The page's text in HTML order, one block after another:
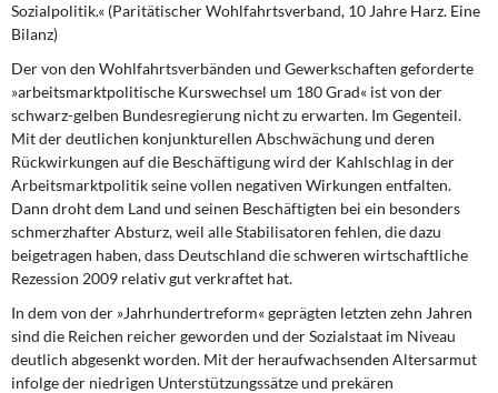
Sozialpolitik.« (Paritätischer Wohlfahrtsverband, 10 Jahre Harz. Eine
Bilanz)
Der von den Wohlfahrtsverbänden und Gewerkschaften geforderte
»arbeitsmarktpolitische Kurswechsel um 180 Grad« ist von der
schwarz-gelben Bundesregierung nicht zu erwarten. Im Gegenteil.
Mit der deutlichen konjunkturellen Abschwächung und deren
Rückwirkungen auf die Beschäftigung wird der Kahlschlag in der
Arbeitsmarktpolitik seine vollen negativen Wirkungen entfalten.
Dann droht dem Land und seinen Beschäftigten bei ein besonders
schmerzhafter Absturz, weil alle Stabilisatoren fehlen, die dazu
beigetragen haben, dass Deutschland die schweren wirtschaftliche
Rezession 2009 relativ gut verkraftet hat.
In dem von der »Jahrhundertreform«geprägten letzten zehn Jahren
sind die Reichen reicher geworden und der Sozialstaat im Niveau
deutlich abgesenkt worden. Mit der heraufwachsenden Altersarmut
infolge der niedrigen Unterstützungssätze und prekären